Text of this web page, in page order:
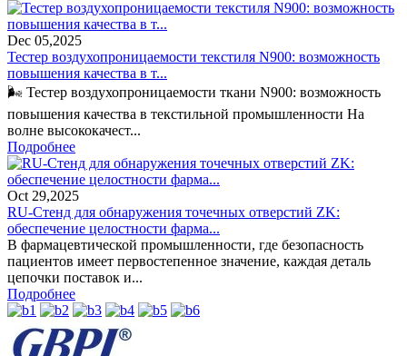
Dec 05,2025
Тестер воздухопроницаемости текстиля N900: возможность
повышения качества в т...
🌬️ Тестер воздухопроницаемости ткани N900: возможность
повышения качества в текстильной промышленности На
волне высококачест...
Подробнее
Oct 29,2025
RU-Стенд для обнаружения точечных отверстий ZK:
обеспечение целостности фарма...
В фармацевтической промышленности, где безопасность
пациентов имеет первостепенное значение, каждая деталь
цепочки поставок и...
Подробнее